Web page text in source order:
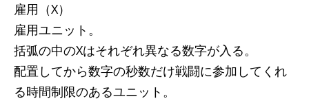
雇用（X）
雇用ユニット。
括弧の中のXはそれぞれ異なる数字が入る。
配置してから数字の秒数だけ戦闘に参加してくれ
る時間制限のあるユニット。